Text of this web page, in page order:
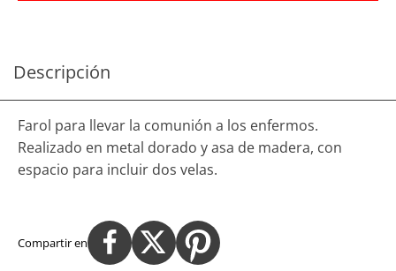
Descripción
Farol para llevar la comunión a los enfermos.
Realizado en metal dorado y asa de madera, con
espacio para incluir dos velas.
Compartir en